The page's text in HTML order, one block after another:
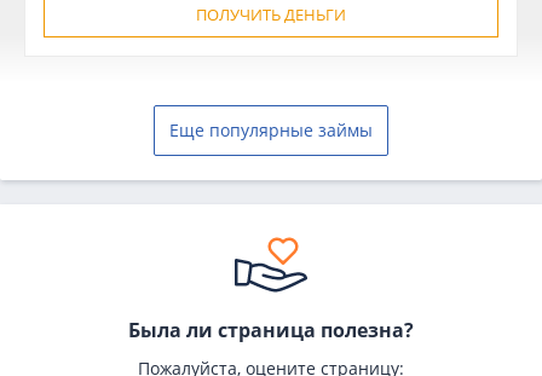
ПОЛУЧИТЬ ДЕНЬГИ
Еще популярные займы
Была ли страница полезна?
Пожалуйста, оцените страницу: